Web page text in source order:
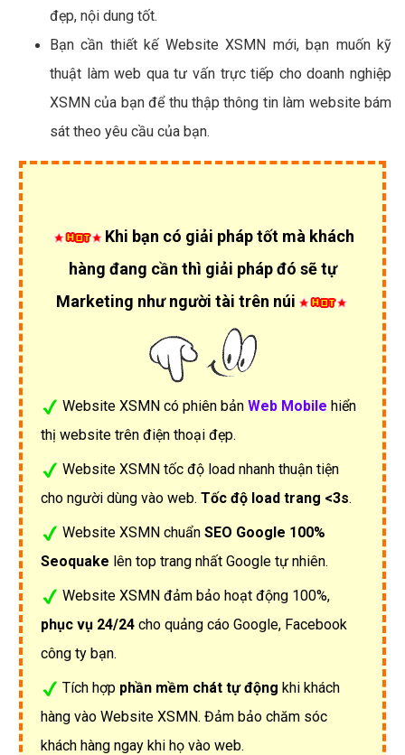
đẹp, nội dung tốt.
Bạn cần thiết kế Website XSMN mới, bạn muốn kỹ
thuật làm web qua tư vấn trực tiếp cho doanh nghiệp
XSMN của bạn để thu thập thông tin làm website bám
sát theo yêu cầu của bạn.
Khi bạn có giải pháp tốt mà khách
hàng đang cần thì giải pháp đó sẽ tự
Marketing như người tài trên núi
Website XSMN có phiên bản Web Mobile hiển
thị website trên điện thoại đẹp.
Website XSMN tốc độ load nhanh thuận tiện
cho người dùng vào web. Tốc độ load trang <3s.
Website XSMN chuẩn SEO Google 100%
Seoquake lên top trang nhất Google tự nhiên.
Website XSMN đảm bảo hoạt động 100%,
phục vụ 24/24 cho quảng cáo Google, Facebook
công ty bạn.
Tích hợp phần mềm chát tự động khi khách
hàng vào Website XSMN. Đảm bảo chăm sóc
khách hàng ngay khi họ vào web.